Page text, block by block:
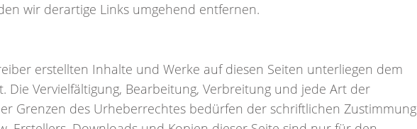
wir derartige Links umgehend entfernen.
erstellten Inhalte und Werke auf diesen Seiten unterliegen dem
Die Vervielfältigung, Bearbeitung, Verbreitung und jede Art der
Grenzen des Urheberrechtes bedürfen der schriftlichen Zustimmung